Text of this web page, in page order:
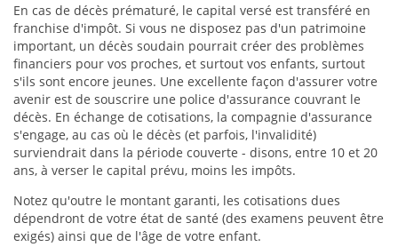
En cas de décès prématuré, le capital versé est transféré en
franchise d'impôt. Si vous ne disposez pas d'un patrimoine
important, un décès soudain pourrait créer des problèmes
financiers pour vos proches, et surtout vos enfants, surtout
s'ils sont encore jeunes. Une excellente façon d'assurer votre
avenir est de souscrire une police d'assurance couvrant le
décès. En échange de cotisations, la compagnie d'assurance
s'engage, au cas où le décès (et parfois, l'invalidité)
surviendrait dans la période couverte - disons, entre 10 et 20
ans, à verser le capital prévu, moins les impôts.
Notez qu'outre le montant garanti, les cotisations dues
dépendront de votre état de santé (des examens peuvent être
exigés) ainsi que de l'âge de votre enfant.